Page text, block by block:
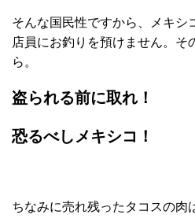
そんな国民性ですから、メキシ
店員にお釣りを預けません。そ
ら。
盗られる前に取れ！
恐るべしメキシコ！
ちなみに売れ残ったタコスの肉